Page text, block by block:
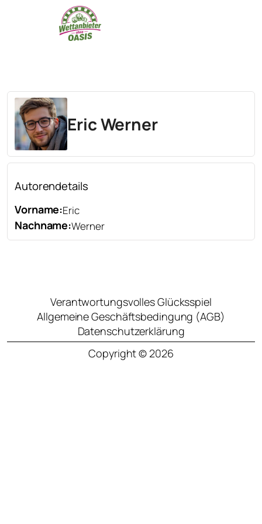
Eric Werner
Autorendetails
Vorname:Eric
Nachname:Werner
Verantwortungsvolles Glücksspiel
Allgemeine Geschäftsbedingung (AGB)
Datenschutzerklärung
Copyright © 2026